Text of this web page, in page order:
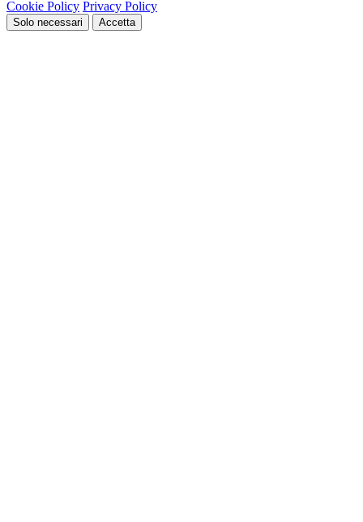
Cookie Policy Privacy Policy
Solo necessari Accetta